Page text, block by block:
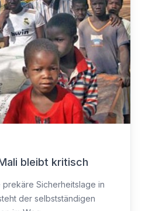
bleibt kritisch
prekäre Sicherheitslage in
der selbstständigen